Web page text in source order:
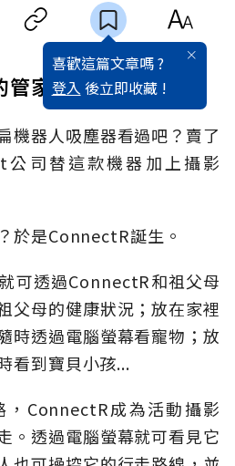
喜歡這篇文章嗎 ?
登入 後立即收藏 !
管家
機器人吸塵器看過吧？賣了
司替這款機器加上攝影
於是ConnectR誕生。
可透過ConnectR和祖父母
父母的健康狀況；放在家裡
時透過電腦螢幕看寵物；放
看到寶貝小孩...
ConnectR成為活動攝影
。透過電腦螢幕就可看見它